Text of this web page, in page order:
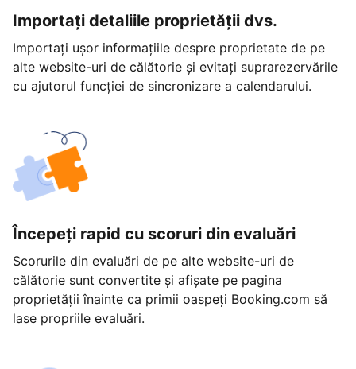
Importați detaliile proprietății dvs.
Importați ușor informațiile despre proprietate de pe
alte website-uri de călătorie și evitați suprarezervările
cu ajutorul funcției de sincronizare a calendarului.
Începeți rapid cu scoruri din evaluări
Scorurile din evaluări de pe alte website-uri de
călătorie sunt convertite și afișate pe pagina
proprietății înainte ca primii oaspeți Booking.com să
lase propriile evaluări.